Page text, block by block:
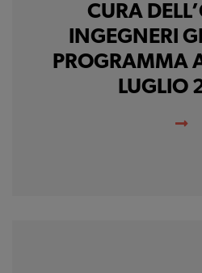
CURA
INGEGNERI
PROGRAMMA
LUGLIO